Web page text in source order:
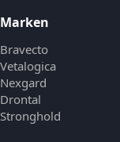
Marken
Bravecto
Vetalogica
Nexgard
Drontal
Stronghold